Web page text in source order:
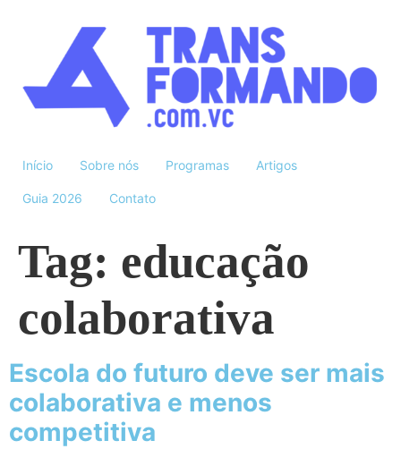
Início Sobre nós Programas Artigos
Guia 2026 Contato
Tag: educação
colaborativa
Escola do futuro deve ser mais
colaborativa e menos
competitiva